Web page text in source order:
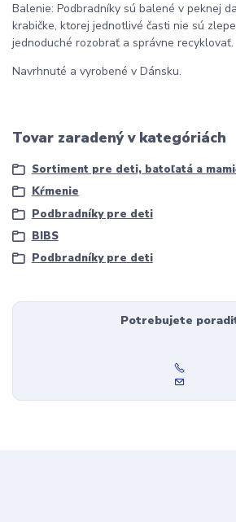
Balenie: Podbradníky sú balené v peknej
krabičke, ktorej jednotlivé časti nie sú
jednoduché rozobrať a správne recyklovať.
Navrhnuté a vyrobené v Dánsku.
Tovar zaradený v kategóriách
Sortiment pre deti, batoľatá a
Kŕmenie
Podbradníky pre deti
BIBS
Podbradníky pre deti
Potrebujete